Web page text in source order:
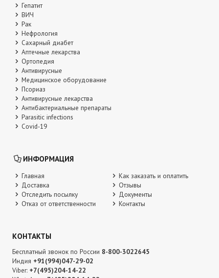
Гепатит
ВИЧ
Рак
Нефрология
Сахарный диабет
Аптечные лекарства
Ортопедия
Антивирусные
Медицинское оборудование
Псориаз
Антивирусные лекарства
Антибактериальные препараты
Parasitic infections
Covid-19
ИНФОРМАЦИЯ
Главная
Как заказать и оплатить
Доставка
Отзывы
Отследить посылку
Документы
Отказ от ответственности
Контакты
КОНТАКТЫ
Бесплатный звонок по России 8-800-3022645
Индия +91(994)047-29-02
Viber: +7(495)204-14-22